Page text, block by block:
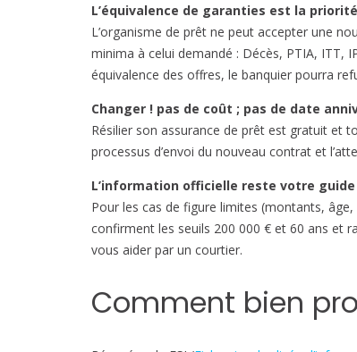
L’équivalence de garanties est la
L’organisme de prêt ne peut accepter une
minima à celui demandé : Décès, PTIA, ITT,
équivalence des offres, le banquier pourra
Changer ! pas de coût ; pas de date
Résilier son assurance de prêt est gratuit et
processus d’envoi du nouveau contrat et
L’information officielle reste votre
Pour les cas de figure limites (montants,
confirment les seuils 200 000 € et 60 ans et
vous aider par un courtier.
Comment bien